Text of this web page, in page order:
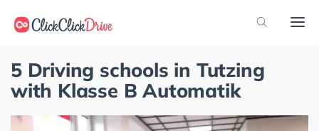
5 Driving schools in Tutzing
with Klasse B Automatik